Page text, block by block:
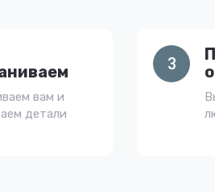
вам и
детали
3